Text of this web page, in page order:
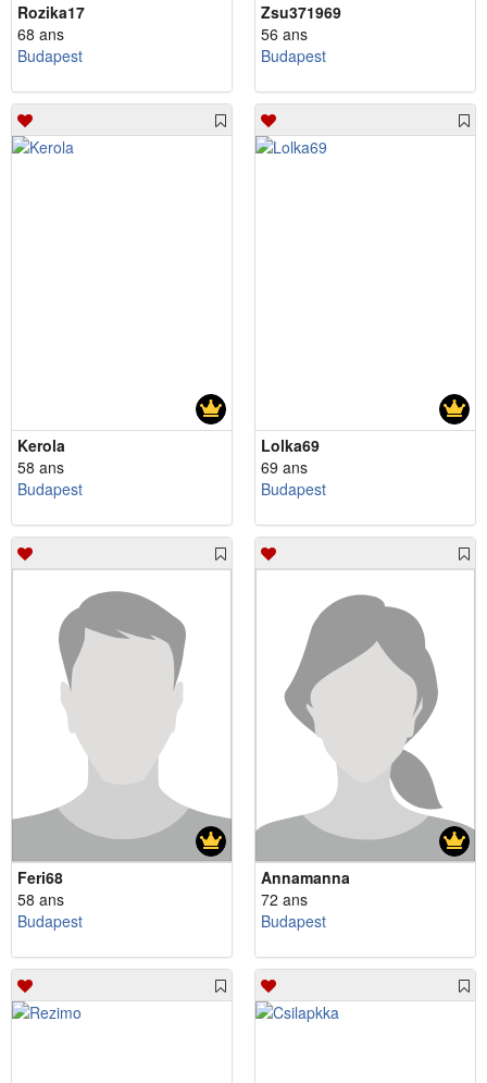
Rozika17
68 ans
Budapest
Zsu371969
56 ans
Budapest
Kerola
58 ans
Budapest
Lolka69
69 ans
Budapest
Feri68
58 ans
Budapest
Annamanna
72 ans
Budapest